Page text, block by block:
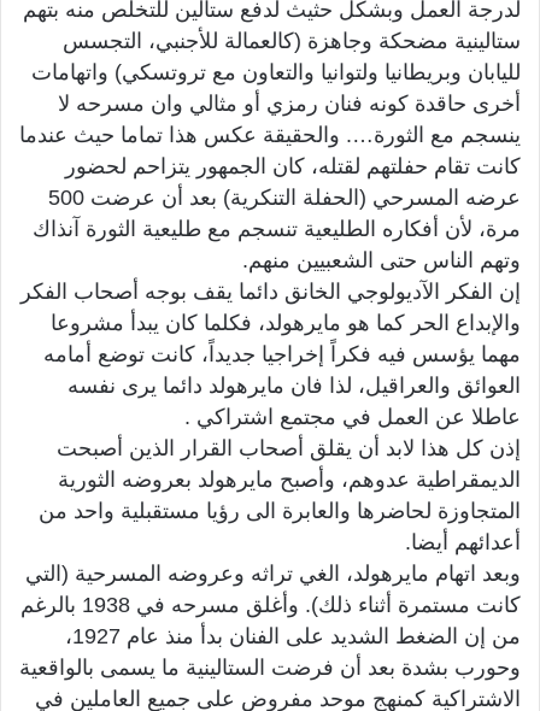
لدرجة العمل وبشكل حثيث لدفع ستالين للتخلص منه بتهم
ستالينية مضحكة وجاهزة (كالعمالة للأجنبي، التجسس
لليابان وبريطانيا ولتوانيا والتعاون مع تروتسكي) واتهامات
أخرى حاقدة كونه فنان رمزي أو مثالي وان مسرحه لا
ينسجم مع الثورة…. والحقيقة عكس هذا تماما حيث عندما
كانت تقام حفلتهم لقتله، كان الجمهور يتزاحم لحضور
عرضه المسرحي (الحفلة التنكرية) بعد أن عرضت 500
مرة، لأن أفكاره الطليعية تنسجم مع طليعية الثورة آنذاك
وتهم الناس حتى الشعبيين منهم.
إن الفكر الآديولوجي الخانق دائما يقف بوجه أصحاب الفكر
والإبداع الحر كما هو مايرهولد، فكلما كان يبدأ مشروعا
مهما يؤسس فيه فكراً إخراجيا جديداً، كانت توضع أمامه
العوائق والعراقيل، لذا فان مايرهولد دائما يرى نفسه
عاطلا عن العمل في مجتمع اشتراكي .
إذن كل هذا لابد أن يقلق أصحاب القرار الذين أصبحت
الديمقراطية عدوهم، وأصبح مايرهولد بعروضه الثورية
المتجاوزة لحاضرها والعابرة الى رؤيا مستقبلية واحد من
أعدائهم أيضا.
وبعد اتهام مايرهولد، الغي تراثه وعروضه المسرحية (التي
كانت مستمرة أثناء ذلك). وأغلق مسرحه في 1938 بالرغم
من إن الضغط الشديد على الفنان بدأ منذ عام 1927،
وحورب بشدة بعد أن فرضت الستالينية ما يسمى بالواقعية
الاشتراكية كمنهج موحد مفروض على جميع العاملين في